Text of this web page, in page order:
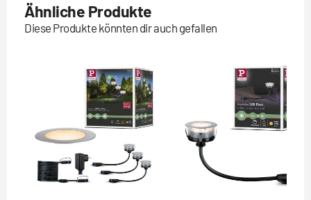
Ähnliche Produkte
Diese Produkte könnten dir auch gefallen